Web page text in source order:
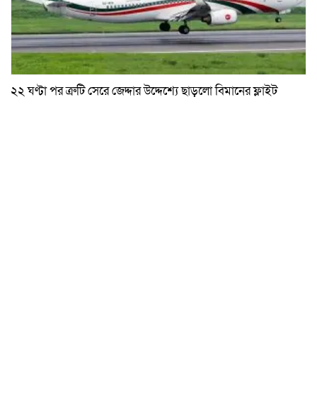
২২ ঘণ্টা পর ত্রুটি সেরে জেদ্দার উদ্দেশ্যে ছাড়লো বিমানের ফ্লাইট